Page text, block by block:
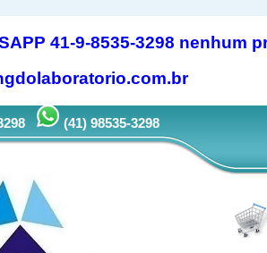
41-9-8535-3298 nenhum
(41) 98535-3298